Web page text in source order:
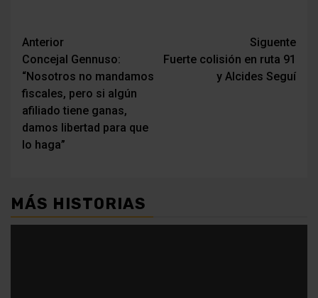
Navegación
de
entradas
Anterior
Concejal Gennuso:
“Nosotros no mandamos
fiscales, pero si algún
afiliado tiene ganas,
damos libertad para que
lo haga”
Siguente
Fuerte colisión en ruta 91
y Alcides Seguí
MÁS HISTORIAS